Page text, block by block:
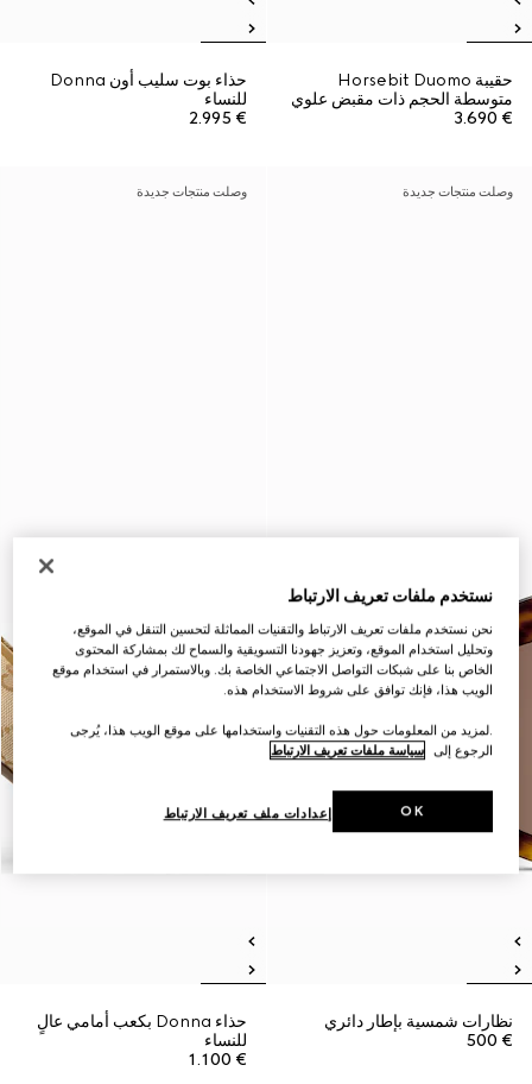
حقيبة Horsebit Duomo
متوسطة الحجم ذات مقبض علوي
€ 3.690
حذاء بوت سليب أون Donna
للنساء
€ 2.995
وصلت منتجات جديدة
نظارات شمسية بإطار دائري
€ 500
وصلت منتجات جديدة
حذاء Donna بكعب أمامي عالٍ
للنساء
€ 1.100
نستخدم ملفات تعريف الارتباط
نحن نستخدم ملفات تعريف الارتباط والتقنيات المماثلة لتحسين التنقل في الموقع،
وتحليل استخدام الموقع، وتعزيز جهودنا التسويقية والسماح لك بمشاركة المحتوى
الخاص بنا على شبكات التواصل الاجتماعي الخاصة بك. وبالاستمرار في استخدام موقع
الويب هذا، فإنك توافق على شروط الاستخدام هذه.
.لمزيد من المعلومات حول هذه التقنيات واستخدامها على موقع الويب هذا، يُرجى
الرجوع إلى سياسة ملفات تعريف الارتباط
إعدادات ملف تعريف الارتباط OK